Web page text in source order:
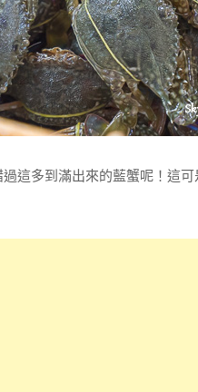
這多到滿出來的藍蟹呢！這